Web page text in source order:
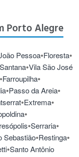
Porto Alegre
Pessoa•Floresta•
Santana•Vila São José
•Farroupilha•
•Passo da Areia•
•Extrema•
•
•Serraria•
Sebastião•Restinga•
•Santo Antônio